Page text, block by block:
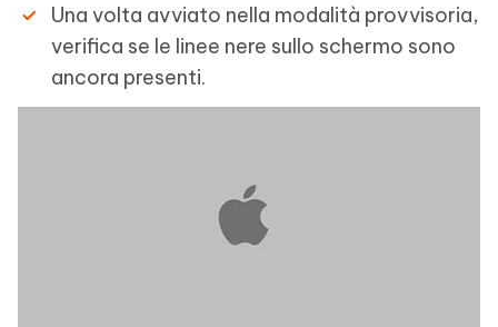
Una volta avviato nella modalità provvisoria,
verifica se le linee nere sullo schermo sono
ancora presenti.